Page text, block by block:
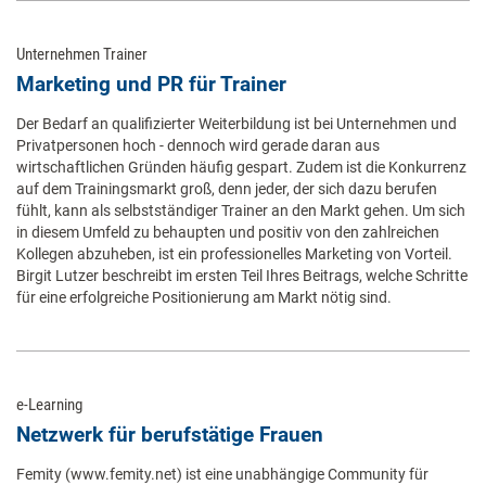
Unternehmen Trainer
Marketing und PR für Trainer
Der Bedarf an qualifizierter Weiterbildung ist bei Unternehmen und
Privatpersonen hoch - dennoch wird gerade daran aus
wirtschaftlichen Gründen häufig gespart. Zudem ist die Konkurrenz
auf dem Trainingsmarkt groß, denn jeder, der sich dazu berufen
fühlt, kann als selbstständiger Trainer an den Markt gehen. Um sich
in diesem Umfeld zu behaupten und positiv von den zahlreichen
Kollegen abzuheben, ist ein professionelles Marketing von Vorteil.
Birgit Lutzer beschreibt im ersten Teil Ihres Beitrags, welche Schritte
für eine erfolgreiche Positionierung am Markt nötig sind.
e-Learning
Netzwerk für berufstätige Frauen
Femity (www.femity.net) ist eine unabhängige Community für